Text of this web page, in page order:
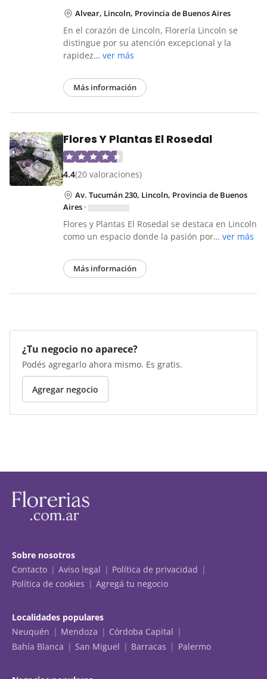
Alvear, Lincoln, Provincia de Buenos Aires
En el corazón de Lincoln, Florería Lincoln se
distingue por su atención excepcional y la
rapidez… ver más
Más información
Flores Y Plantas El Rosedal
4.4(20 valoraciones)
Av. Tucumán 230, Lincoln, Provincia de Buenos
Aires ·
Flores y Plantas El Rosedal se destaca en Lincoln
como un espacio donde la pasión por… ver más
Más información
¿Tu negocio no aparece?
Podés agregarlo ahora mismo. Es gratis.
Agregar negocio
Sobre nosotros
Contacto
Aviso legal
Política de privacidad
Política de cookies
Agregá tu negocio
Localidades populares
Neuquén
Mendoza
Córdoba Capital
Bahía Blanca
San Miguel Barracas Palermo